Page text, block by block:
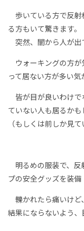
歩いている方で反射
る方もいて驚きます。
突然、闇から人が出
ウォーキングの方が
って居ない方が多い気
皆が目が良いわけで
ていない人も居るかも
（もしくは前しか見
明るめの服装で、反
プの安全グッズを装備
轢かれたら痛いけど
結果にならないよう、